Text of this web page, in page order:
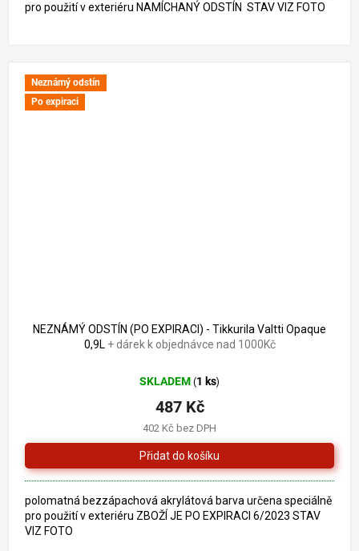
pro použití v exteriéru NAMÍCHANÝ ODSTÍN STAV VIZ FOTO
Neznámý odstín
Po expiraci
NEZNÁMÝ ODSTÍN (PO EXPIRACI) - Tikkurila Valtti Opaque
0,9L + dárek k objednávce nad 1000Kč
SKLADEM (1 ks)
402 Kč bez DPH
487 Kč
polomatná bezzápachová akrylátová barva určena speciálně
pro použití v exteriéru ZBOŽÍ JE PO EXPIRACI 6/2023 STAV
VIZ FOTO